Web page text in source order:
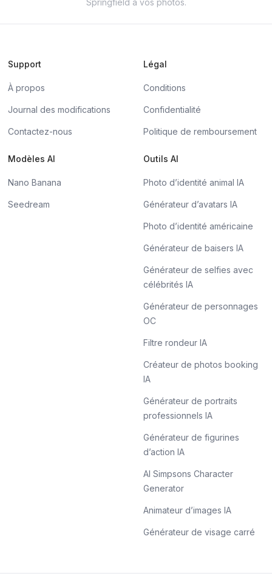
Springfield à vos photos.
Support
À propos
Journal des modifications
Contactez-nous
Légal
Conditions
Confidentialité
Politique de remboursement
Modèles AI
Nano Banana
Seedream
Outils AI
Photo d’identité animal IA
Générateur d’avatars IA
Photo d’identité américaine
Générateur de baisers IA
Générateur de selfies avec
célébrités IA
Générateur de personnages
OC
Filtre rondeur IA
Créateur de photos booking
IA
Générateur de portraits
professionnels IA
Générateur de figurines
d’action IA
AI Simpsons Character
Generator
Animateur d’images IA
Générateur de visage carré